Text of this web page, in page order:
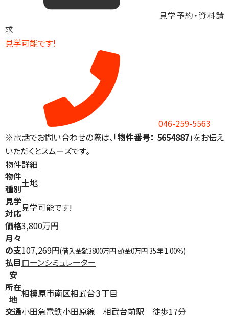
見学予約・資料請
求
見学可能です!
046-259-5563
※電話でお問い合わせの際は、「物件番号： 5654887」をお伝え
いただくとスムーズです。
物件詳細
物件
種別土地
見学
対応見学可能です!
価格3,800万円
月々
の支
払目
安
107,269円(借入金額3800万円 頭金0万円 35年 1.00％)
ローンシミュレーター
所在
地 相模原市南区相武台３丁目
交通小田急電鉄小田原線 相武台前駅 徒歩17分